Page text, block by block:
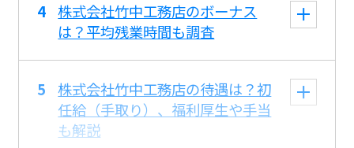
株式会社竹中工務店のボーナス
は？平均残業時間も調査
株式会社竹中工務店の待遇は？初
任給（手取り）、福利厚生や手当
も解説